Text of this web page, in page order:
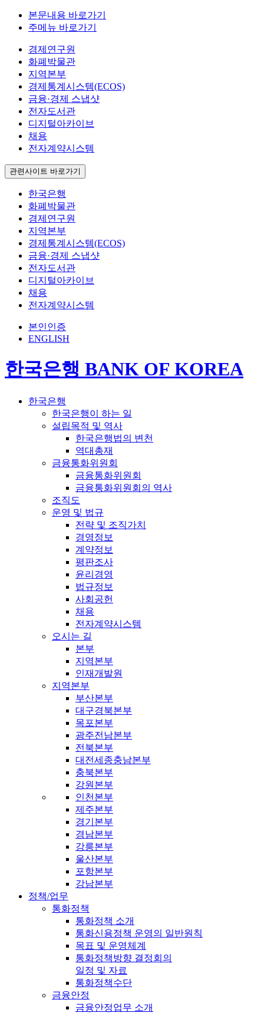
본문내용 바로가기
주메뉴 바로가기
경제연구원
화폐박물관
지역본부
경제통계시스템(ECOS)
금융·경제 스냅샷
전자도서관
디지털아카이브
채용
전자계약시스템
관련사이트 바로가기
한국은행
화폐박물관
경제연구원
지역본부
경제통계시스템(ECOS)
금융·경제 스냅샷
전자도서관
디지털아카이브
채용
전자계약시스템
본인인증
ENGLISH
한국은행 BANK OF KOREA
한국은행
한국은행이 하는 일
설립목적 및 역사
한국은행법의 변천
역대총재
금융통화위원회
금융통화위원회
금융통화위원회의 역사
조직도
운영 및 법규
전략 및 조직가치
경영정보
계약정보
평판조사
윤리경영
법규정보
사회공헌
채용
전자계약시스템
오시는 길
본부
지역본부
인재개발원
지역본부
부산본부
대구경북본부
목포본부
광주전남본부
전북본부
대전세종충남본부
충북본부
강원본부
인천본부
제주본부
경기본부
경남본부
강릉본부
울산본부
포항본부
강남본부
정책/업무
통화정책
통화정책 소개
통화신용정책 운영의 일반원칙
목표 및 운영체계
통화정책방향 결정회의
일정 및 자료
통화정책수단
금융안정
금융안정업무 소개